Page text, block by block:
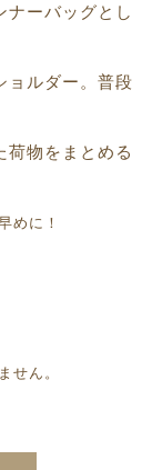
ナーバッグとし
ョルダー。普段
荷物をまとめる
めに！
せん。